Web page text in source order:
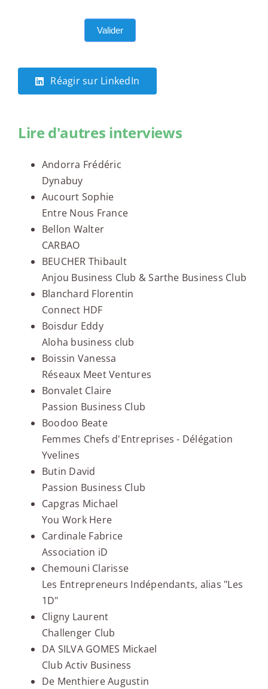
Valider
Réagir sur LinkedIn
Lire d'autres interviews
Andorra Frédéric
Dynabuy
Aucourt Sophie
Entre Nous France
Bellon Walter
CARBAO
BEUCHER Thibault
Anjou Business Club & Sarthe Business Club
Blanchard Florentin
Connect HDF
Boisdur Eddy
Aloha business club
Boissin Vanessa
Réseaux Meet Ventures
Bonvalet Claire
Passion Business Club
Boodoo Beate
Femmes Chefs d'Entreprises - Délégation
Yvelines
Butin David
Passion Business Club
Capgras Michael
You Work Here
Cardinale Fabrice
Association iD
Chemouni Clarisse
Les Entrepreneurs Indépendants, alias "Les
1D"
Cligny Laurent
Challenger Club
DA SILVA GOMES Mickael
Club Activ Business
De Menthiere Augustin